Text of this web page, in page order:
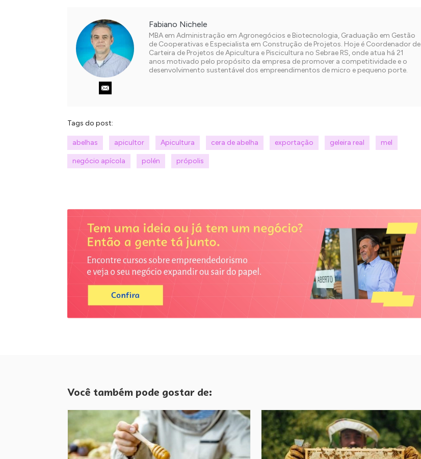
Fabiano Nichele
MBA em Administração em Agronegócios e Biotecnologia, Graduação em Gestão
de Cooperativas e Especialista em Construção de Projetos. Hoje é Coordenador de
Carteira de Projetos de Apicultura e Piscicultura no Sebrae RS, onde atua há 21
anos motivado pelo propósito da empresa de promover a competitividade e o
desenvolvimento sustentável dos empreendimentos de micro e pequeno porte.
Tags do post:
abelhas apicultor Apicultura cera de abelha exportação geleira real mel
negócio apícola polén própolis
Você também pode gostar de: